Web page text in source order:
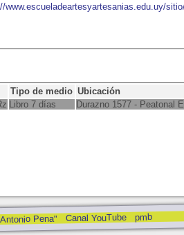
www.escueladeartesyartesanias.edu.uy/
Tipo de medio Ubicación
Libro 7 días Durazno 1577 - Peatonal
Pena" Canal YouTube pmb